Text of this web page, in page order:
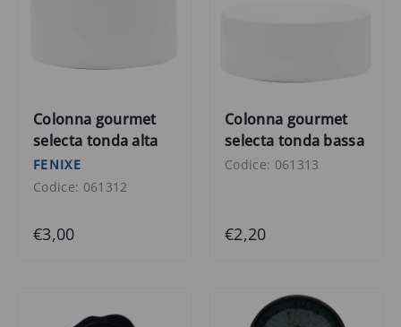
Colonna gourmet
selecta tonda alta
FENIXE
Codice: 061312
€3,00
Colonna gourmet
selecta tonda bassa
Codice: 061313
€2,20